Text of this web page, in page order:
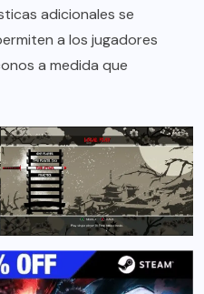
adicionales se
a los jugadores
a medida que